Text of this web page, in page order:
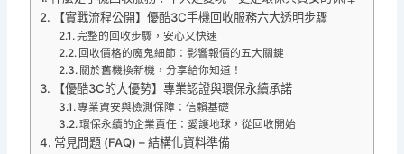
【實戰流程公開】優酷3C手機回收服務六大透明步驟
完整的回收步驟，安心又快速
回收價格的魔鬼細節：影響報價的五大關鍵
關於舊機換新機，分享給你知道！
【優酷3C的大優勢】專業認證與環保永續承諾
專業資安與檢測保障：信賴基礎
環保永續的企業責任：愛護地球，從回收開始
常見問題 (FAQ) – 結構化資料準備